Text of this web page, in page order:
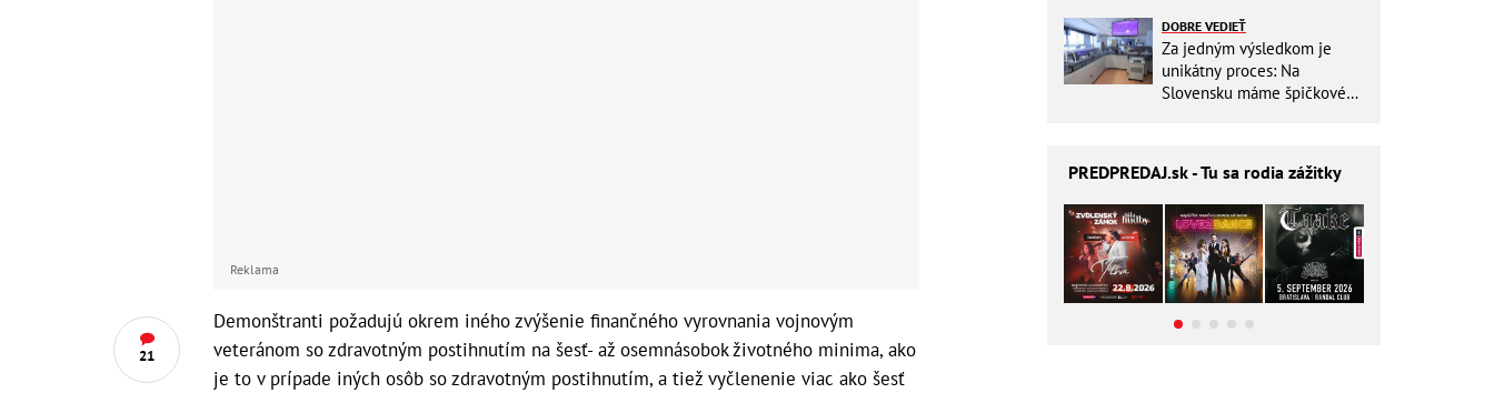
21
Reklama
Demonštranti požadujú okrem iného zvýšenie finančného vyrovnania vojnovým
veteránom so zdravotným postihnutím na šesť- až osemnásobok životného minima, ako
je to v prípade iných osôb so zdravotným postihnutím, a tiež vyčlenenie viac ako šesť
DOBRE VEDIEŤ
Za jedným výsledkom je
unikátny proces: Na
Slovensku máme špičkové
PREDPREDAJ.sk - Tu sa rodia zážitky